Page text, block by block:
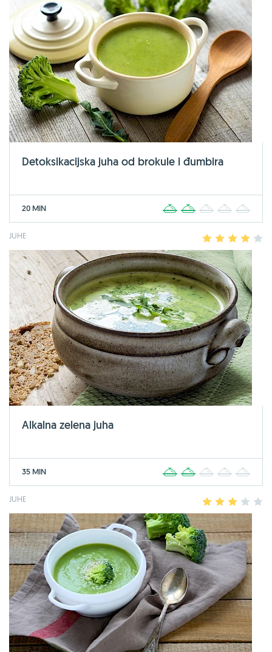
Detoksikacijska juha od brokule i đumbira
20 MIN 2 3 4
JUHE 2 3 4
Alkalna zelena juha
35 MIN 2 3 4
JUHE 2 3 4